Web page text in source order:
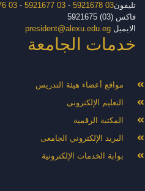
تليفون03 5921678
-
03 5921677
-
03 5921676
فاكس (03) 5921675
الايميلpresident@alexu.edu.eg
خدمات الجامعة
مواقع أعضاء هيئة التدريس
التعليم الإلكترونى
المكتبة الرقمية
البريد الإلكتروني الجامعى
بوابة الخدمات الإلكترونية